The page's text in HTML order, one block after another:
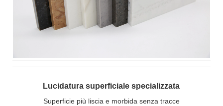
Lucidatura superficiale specializzata
Superficie più liscia e morbida senza tracce